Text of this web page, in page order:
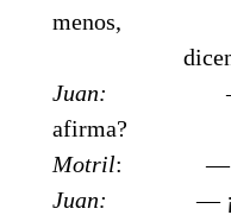
menos,
dicen que
Juan: —
afirma?
Motril: — Los
Juan: — ¡Que